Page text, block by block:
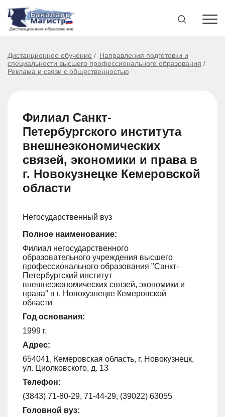
Дистанционное обучение
Направления подготовки и
специальности высшего профессионального образования
Реклама и связи с общественностью
Филиал Санкт-
Петербургского института
внешнеэкономических
связей, экономики и права в
г. Новокузнецке Кемеровской
области
Негосударственный вуз
Полное наименование:
Филиал негосударственного
образовательного учреждения высшего
профессионального образования "Санкт-
Петербургский институт
внешнеэкономических связей, экономики и
права" в г. Новокузнецке Кемеровской
области
Год основания:
1999 г.
Адрес:
654041, Кемеровская область, г. Новокузнецк,
ул. Циолковского, д. 13
Телефон:
(3843) 71-80-29, 71-44-29, (39022) 63055
Головной вуз: